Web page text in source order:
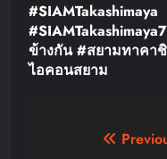
#SIAMTakashimaya
ข้างกัน#สยามทาคา
ไอคอนสยาม